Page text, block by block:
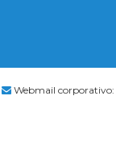
Webmail corporativo: